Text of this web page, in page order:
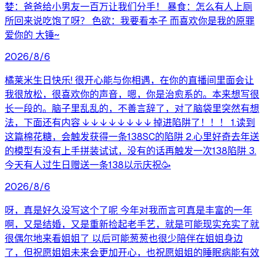
婪：爸爸给小男友一百万让我们分手！ 暴食：怎么有人上厕
所回来说吃饱了呀？ 色欲：我要看本子 而喜欢你是我的原罪
爱你的 大锤~
2026/8/6
橘莱米生日快乐! 很开心能与你相遇，在你的直播间里面会让
我很放松，很喜欢你的声音，嗯，你是治愈系的。本来想写很
长一段的。脑子里乱乱的，不善言辞了，对了脑袋里突然有想
法，下面还有内容 ↓ ↓ ↓ ↓ ↓ ↓ ↓ ↓ 掉进陷阱了！！！ 1.读到
这篇棉花糖，会触发获得一条138SC的陷阱 2.心里好奇去年送
的模型有没有上手拼装试试，没有的话再触发一次138陷阱 3.
今天有人过生日赠送一条138以示庆祝🥳
2026/8/6
呀，真是好久没写这个了呢 今年对我而言可真是丰富的一年
啊，又是结婚，又是重新捡起老手艺，就是可能现实充实了就
很偶尔地来看姐姐了 以后可能葱葱也很少陪伴在姐姐身边
了，但祝愿姐姐未来会更加开心，也祝愿姐姐的睡眠病能有效